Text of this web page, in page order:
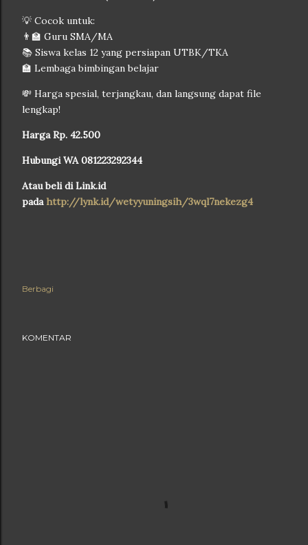
💡 Cocok untuk:
👨‍🏫 Guru SMA/MA
📚 Siswa kelas 12 yang persiapan UTBK/TKA
🏫 Lembaga bimbingan belajar
💸 Harga spesial, terjangkau, dan langsung dapat file
lengkap!
Harga Rp. 42.500
Hubungi WA 081223292344
Atau beli di Link.id
pada http://lynk.id/wetyyuningsih/3wql7nekezg4
Berbagi
KOMENTAR